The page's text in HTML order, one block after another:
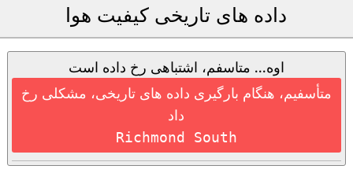
داده های تاریخی کیفیت هوا
اوه... متاسفم، اشتباهی رخ داده است
متأسفیم، هنگام بارگیری داده های تاریخی، مشکلی رخ
داد
Richmond South